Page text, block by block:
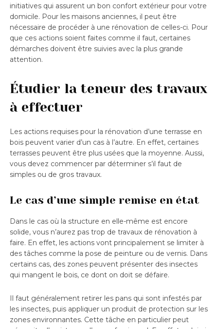
initiatives qui assurent un bon confort extérieur pour votre
domicile. Pour les maisons anciennes, il peut être
nécessaire de procéder à une rénovation de celles-ci. Pour
que ces actions soient faites comme il faut, certaines
démarches doivent être suivies avec la plus grande
attention.
Étudier la teneur des travaux
à effectuer
Les actions requises pour la rénovation d’une terrasse en
bois peuvent varier d’un cas à l’autre. En effet, certaines
terrasses peuvent être plus usées que la moyenne. Aussi,
vous devez commencer par déterminer s’il faut de
simples ou de gros travaux.
Le cas d’une simple remise en état
Dans le cas où la structure en elle-même est encore
solide, vous n’aurez pas trop de travaux de rénovation à
faire. En effet, les actions vont principalement se limiter à
des tâches comme la pose de peinture ou de vernis. Dans
certains cas, des zones peuvent présenter des insectes
qui mangent le bois, ce dont on doit se défaire.
Il faut généralement retirer les pans qui sont infestés par
les insectes, puis appliquer un produit de protection sur les
zones environnantes. Cette tâche en particulier peut